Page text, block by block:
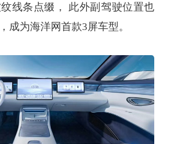
线条点缀， 此外副驾驶位置也
成为海洋网首款3屏车型。